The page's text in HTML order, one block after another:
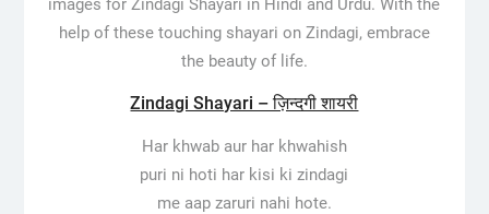
help of these touching shayari on Zindagi, embrace
the beauty of life.
Zindagi Shayari – ज़िन्दगी शायरी
Har khwab aur har khwahish
puri ni hoti har kisi ki zindagi
me aap zaruri nahi hote.